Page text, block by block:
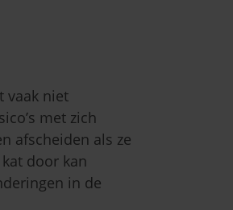
vaak niet
met zich
afscheiden als ze
door kan
in de